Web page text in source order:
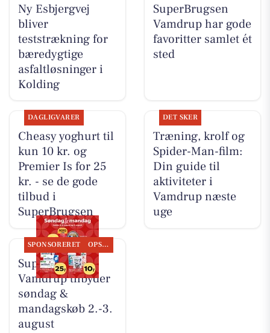
Ny Esbjergvej
bliver
teststrækning for
bæredygtige
asfaltløsninger i
Kolding
SuperBrugsen
Vamdrup har gode
favoritter samlet ét
sted
DAGLIGVARER
Cheasy yoghurt til
kun 10 kr. og
Premier Is for 25
kr. - se de gode
tilbud i
SuperBrugsen
DET SKER
Træning, krolf og
Spider-Man-film:
Din guide til
aktiviteter i
Vamdrup næste
uge
SPONSORERET OPSLAGSTAVLEN
SuperBrugsen
Vamdrup tilbyder
søndag &
mandagskøb 2.-3.
august